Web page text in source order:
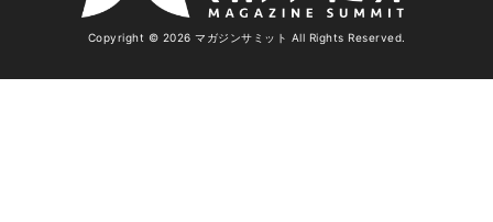
Copyright © 2026 マガジンサミット All Rights Reserved.